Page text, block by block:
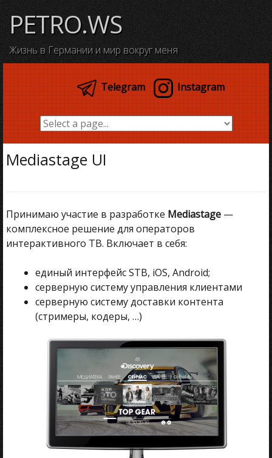
content
PETRO.WS
Жизнь в Германии и мир вокруг меня
Telegram Instagram
Mediastage UI
Принимаю участие в разработке Mediastage —
комплексное решение для операторов
интерактивного ТВ. Включает в себя:
единый интерфейс STB, iOS, Android;
серверную систему управления клиентами
серверную систему доставки контента
(стримеры, кодеры, …)